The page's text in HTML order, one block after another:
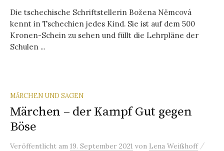
Die tschechische Schriftstellerin Božena Němcová
kennt in Tschechien jedes Kind. Sie ist auf dem 500
Kronen-Schein zu sehen und füllt die Lehrpläne der
Schulen ...
MÄRCHEN UND SAGEN
Märchen – der Kampf Gut gegen
Böse
Veröffentlicht am 19. September 2021 von Lena Weißhoff /